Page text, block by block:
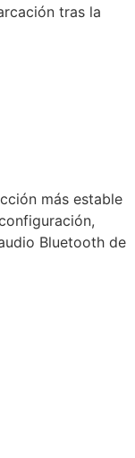
tras la
más estable
Bluetooth de